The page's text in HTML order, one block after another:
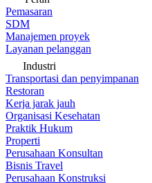
Pemasaran
SDM
Manajemen proyek
Layanan pelanggan
Industri
Transportasi dan penyimpanan
Restoran
Kerja jarak jauh
Organisasi Kesehatan
Praktik Hukum
Properti
Perusahaan Konsultan
Bisnis Travel
Perusahaan Konstruksi